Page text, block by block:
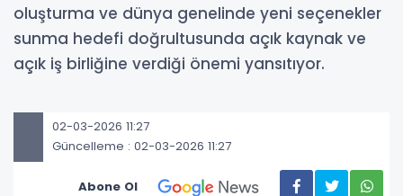
oluşturma ve dünya genelinde yeni seçenekler
sunma hedefi doğrultusunda açık kaynak ve
açık iş birliğine verdiği önemi yansıtıyor.
02-03-2026 11:27
Güncelleme : 02-03-2026 11:27
Abone Ol